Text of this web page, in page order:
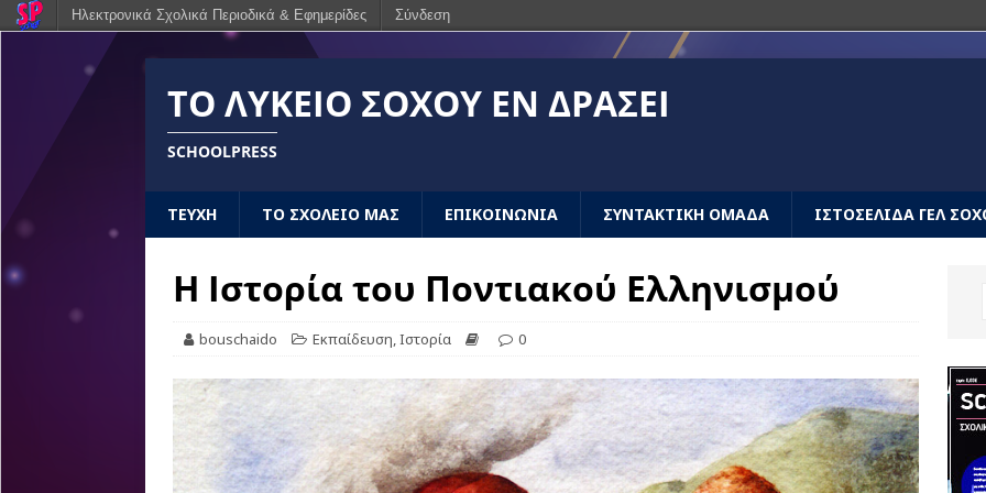
ΤΟ ΛΎΚΕΙΟ ΣΟΧΟΎ ΕΝ ΔΡΆΣΕΙ
SCHOOLPRESS
ΤΕΥΧΗ ΤΟ ΣΧΟΛΕΙΟ ΜΑΣ ΕΠΙΚΟΙΝΩΝΙΑ ΣΥΝΤΑΚΤΙΚΗ ΟΜΑΔΑ ΙΣΤΟΣΕΛΙΔΑ ΓΕΛ
Η Ιστορία του Ποντιακού Ελληνισμού
bouschaido Εκπαίδευση,Ιστορία 0
Ηλεκτρονικά Σχολικά Περιοδικά & Εφημερίδες Σύνδεση